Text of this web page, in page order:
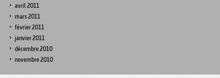
avril 2011
mars 2011
février 2011
janvier 2011
décembre 2010
novembre 2010